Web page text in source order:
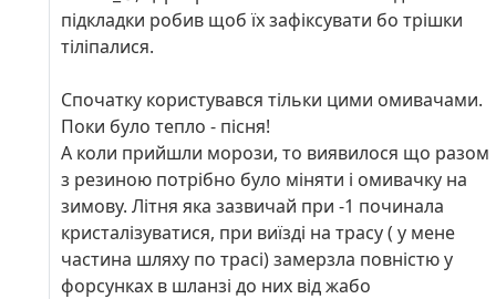
А ви їх додатково встановили до основних?
підкладки робив щоб їх зафіксувати бо трішки
тіліпалися.
Спочатку користувався тільки цими омивачами.
Поки було тепло - пісня!
А коли прийшли морози, то виявилося що разом
з резиною потрібно було міняти і омивачку на
зимову. Літня яка зазвичай при -1 починала
кристалізуватися, при виїзді на трасу ( у мене
частина шляху по трасі) замерзла повністю у
форсунках в шланзі до них від жабо